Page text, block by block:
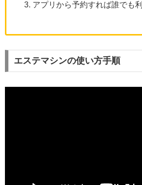
アプリから予約すれば誰でも
エステマシンの使い方手順